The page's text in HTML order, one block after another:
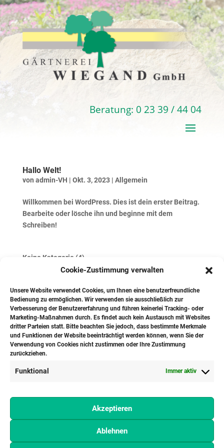
Cookie-Zustimmung verwalten
Unsere Website verwendet Cookies, um Ihnen eine benutzerfreundliche
Bedienung zu ermöglichen. Wir verwenden sie ausschließlich zur
Verbesserung der Benutzererfahrung und führen keinerlei Tracking- oder
Marketing-Maßnahmen durch. Es findet auch kein Austausch mit Websites
dritter Parteien statt. Bitte beachten Sie jedoch, dass bestimmte Merkmale
und Funktionen der Website beeinträchtigt werden können, wenn Sie der
Verwendung von Cookies nicht zustimmen oder Ihre Zustimmung
zurückziehen.
Funktional Immer aktiv
Akzeptieren
Ablehnen
Beratung: 0 23 39 / 44 04
Hallo Welt!
von admin-VH | Okt. 3, 2023| Allgemein
Willkommen bei WordPress. Dies ist dein erster Beitrag.
Bearbeite oder lösche ihn und beginne mit dem
Schreiben!
Keine Kategorie 44
products
products
Strauß 11
product
Dienstleistungen
4
products
Jahreszeiten 44
products
Frühling 4 4
Sommer
Herbst
products
1
product